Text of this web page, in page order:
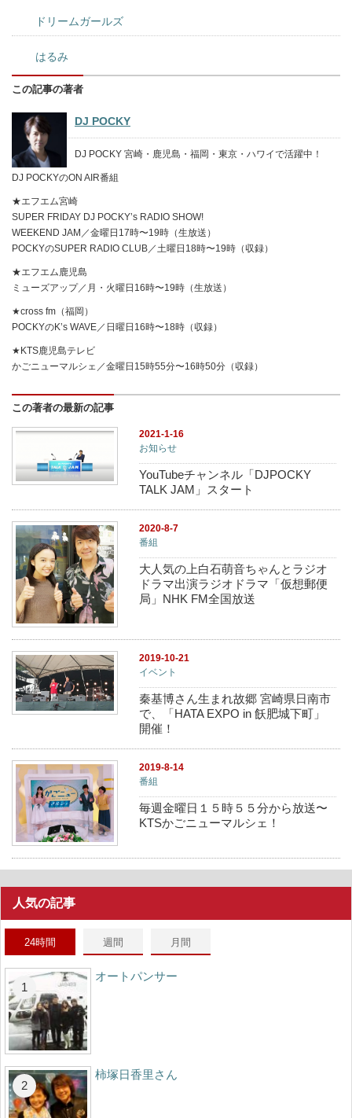
ドリームガールズ
はるみ
この記事の著者
DJ POCKY
DJ POCKY 宮崎・鹿児島・福岡・東京・ハワイで活躍中！
DJ POCKYのON AIR番組
★エフエム宮崎
SUPER FRIDAY DJ POCKY’s RADIO SHOW!
WEEKEND JAM／金曜日17時〜19時（生放送）
POCKYのSUPER RADIO CLUB／土曜日18時〜19時（収録）
★エフエム鹿児島
ミューズアップ／月・火曜日16時〜19時（生放送）
★cross fm（福岡）
POCKYのK’s WAVE／日曜日16時〜18時（収録）
★KTS鹿児島テレビ
かごニューマルシェ／金曜日15時55分〜16時50分（収録）
この著者の最新の記事
2021-1-16
お知らせ
YouTubeチャンネル「DJPOCKY
TALK JAM」スタート
2020-8-7
番組
大人気の上白石萌音ちゃんとラジオ
ドラマ出演ラジオドラマ「仮想郵便
局」NHK FM全国放送
2019-10-21
イベント
秦基博さん生まれ故郷 宮崎県日南市
で、「HATA EXPO in 飫肥城下町」
開催！
2019-8-14
番組
毎週金曜日１５時５５分から放送〜
KTSかごニューマルシェ！
人気の記事
24時間 週間 月間
オートパンサー
柿塚日香里さん